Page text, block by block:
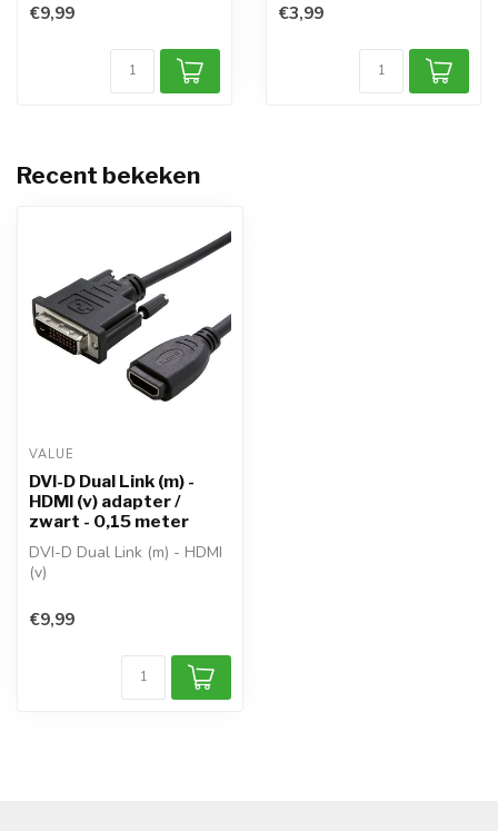
€9,99 €3,99
Recent bekeken
VALUE
DVI-D Dual Link (m) -
HDMI (v) adapter /
zwart - 0,15 meter
DVI-D Dual Link (m) - HDMI
(v)
resoluties tot 1920x120...
€9,99